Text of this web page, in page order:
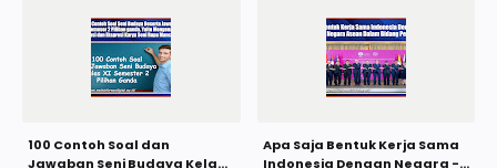
100 Contoh Soal dan
Jawaban Seni Budaya Kelas
Apa Saja Bentuk Kerja Sama
Indonesia Dengan Negara -